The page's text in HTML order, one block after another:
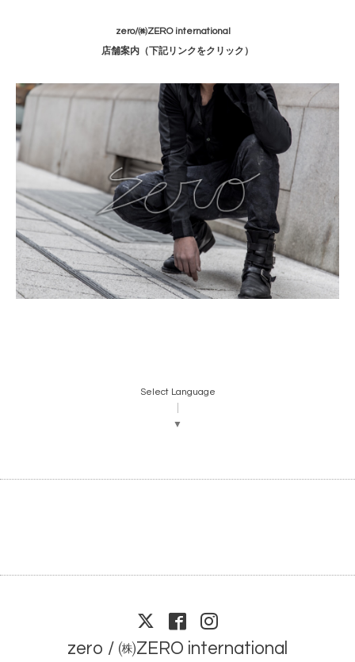
zero/㈱ZERO international
店舗案内 （下記リンクをクリック）
Select Language
▼
zero / ㈱ZERO international